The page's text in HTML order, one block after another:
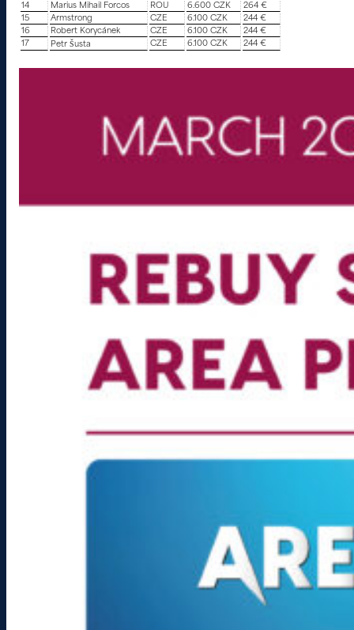
14
Marius Mihail Forcos ROU 6.600 CZK
264 €
15
Armstrong CZE 6.100 CZK
244 €
16
Robert Korycánek CZE 6.100 CZK
244 €
17
Petr Šusta CZE 6.100 CZK 244 €